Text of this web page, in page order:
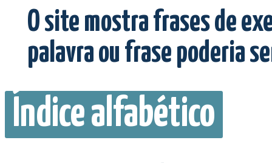
O site mostra frases de
palavra ou frase poderia
Índice alfabético